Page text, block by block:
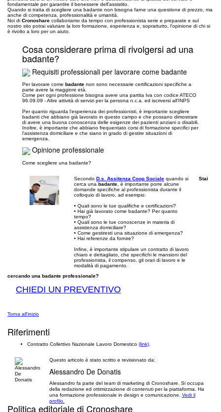
fondamentale per garantire il benessere dell'assistito.
Quando si tratta di scegliere una badante non bisogna farne una questione di prezzo, ma
anche di competenza, professionalità e umanità.
Noi di Cronoshare collaboriamo da tempo con professionista serie e preparate e sul
nostro sito potrai valutare la loro formazione, esperienza e, soprattutto, l'opinione di chi si
è rivolto a loro per un aiuto.
Cosa considerare prima di rivolgersi ad una
badante?
Requisiti professionali per lavorare come badante
Per lavorare come badante non sono necessarie certificazioni specifiche a
parte avere la maggiore età.
Come per ogni professione bisogna avere una partita Iva con codice ATECO
96.09.09 - Altre attività di servizi per la persona n.c.a. ed iscriversi all'INPS
Per quanto riguarda l'esperienza dei professionisti, è importante scegliere
badanti che abbiano già lavorato in questo campo e che possano dimostrare
di avere una buona conoscenza delle esigenze dei pazienti anziani o disabili.
Inoltre, è importante che abbiano frequentato corsi di formazione specifici per
l'assistenza domiciliare e che siano in grado di gestire situazioni di
emergenza.
Opinione professionale
Come scegliere una badante?
Secondo D.s. Assitenza Coop Socialequando si
cerca una badante, è importante porre alcune
domande specifiche al professionista durante il
colloquio di lavoro, ad esempio:
• Quali sono le tue qualifiche e certificazioni?
• Hai già lavorato come badante? Per quanto
tempo?
• Quali sono le tue conoscenze in materia di
assistenza domiciliare?
• Come gestiresti una situazione di emergenza?
• Hai referenze da fornire?
Infine, è importante stipulare un contratto di lavoro
chiaro e dettagliato, che specifichi le mansioni del
professionista, il compenso, gli orari di lavoro e le
modalità di pagamento.
Stai
cercando una badante professionale?
CHIEDI UN PREVENTIVO
Torna all'inizio
Riferimenti
Contratto Collettivo Nazionale Lavoro Domestico (link)
Questo articolo è stato scritto e revisionato da:
Alessandro De Donatis
Alessandro fa parte del team di marketing di Cronoshare. Si occupa
della redazione ed ottimizzazione di contenuti per la piattaforma. Ha
una formazione professionale in design e comunicazione. Vedi il
profilo.
Politica editoriale di Cronoshare